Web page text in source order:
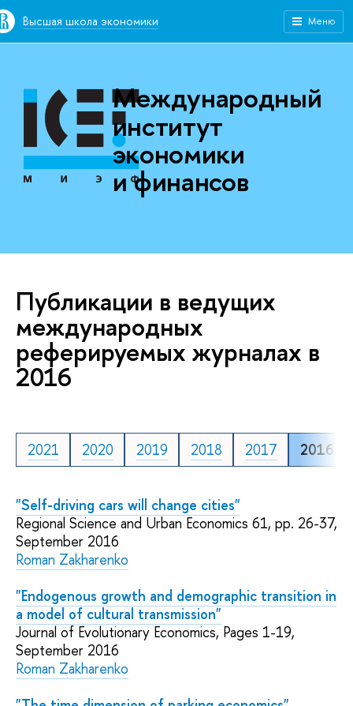
Высшая школа экономики Меню
Международный
институт
экономики
и финансов
Публикации в ведущих
международных
реферируемых журналах в
2016
2021 2020 2019 2018 2017 2016
"Self-driving cars will change cities"
Regional Science and Urban Economics 61, pp. 26-37,
September 2016
Roman Zakharenko
"Endogenous growth and demographic transition in
a model of cultural transmission"
Journal of Evolutionary Economics, Pages 1-19,
September 2016
Roman Zakharenko